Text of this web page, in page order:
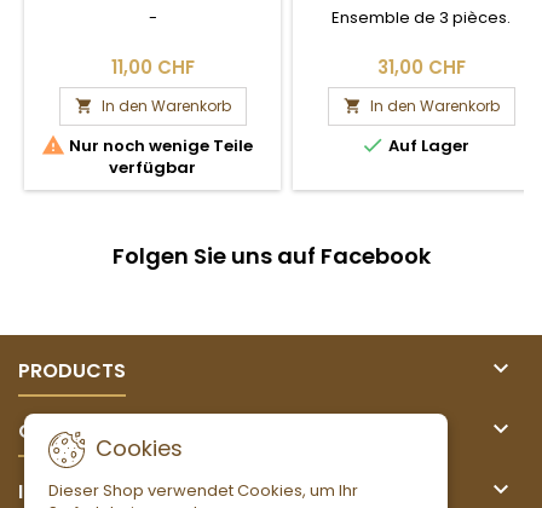
-
11,00 CHF
 In den Warenkorb
 Nur noch wenige Teile
verfügbar
Ensemble de 3 pièces.
31,00 CHF
 In den Warenkorb
 Auf Lager
Folgen Sie uns auf Facebook
PRODUCTS 
OUR COMPANY 
IHR KONTO 
Cookies
Dieser Shop verwendet Cookies, um Ihr